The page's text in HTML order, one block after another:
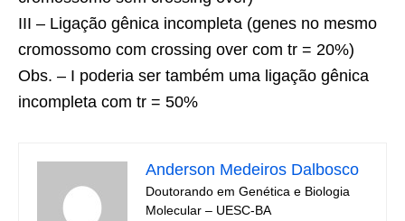
III – Ligação gênica incompleta (genes no mesmo
cromossomo com crossing over com tr = 20%)
Obs. – I poderia ser também uma ligação gênica
incompleta com tr = 50%
Anderson Medeiros Dalbosco
Doutorando em Genética e Biologia
Molecular – UESC-BA